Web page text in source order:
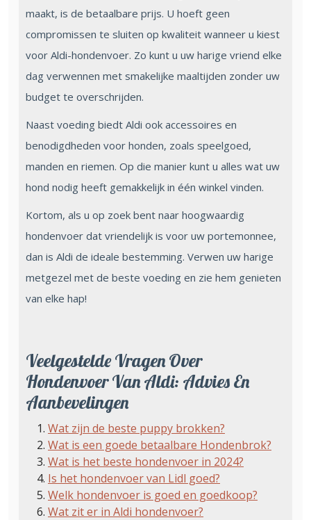
maakt, is de betaalbare prijs. U hoeft geen
compromissen te sluiten op kwaliteit wanneer u kiest
voor Aldi-hondenvoer. Zo kunt u uw harige vriend elke
dag verwennen met smakelijke maaltijden zonder uw
budget te overschrijden.
Naast voeding biedt Aldi ook accessoires en
benodigdheden voor honden, zoals speelgoed,
manden en riemen. Op die manier kunt u alles wat uw
hond nodig heeft gemakkelijk in één winkel vinden.
Kortom, als u op zoek bent naar hoogwaardig
hondenvoer dat vriendelijk is voor uw portemonnee,
dan is Aldi de ideale bestemming. Verwen uw harige
metgezel met de beste voeding en zie hem genieten
van elke hap!
Veelgestelde Vragen Over
Hondenvoer Van Aldi: Advies En
Aanbevelingen
Wat zijn de beste puppy brokken?
Wat is een goede betaalbare Hondenbrok?
Wat is het beste hondenvoer in 2024?
Is het hondenvoer van Lidl goed?
Welk hondenvoer is goed en goedkoop?
Wat zit er in Aldi hondenvoer?